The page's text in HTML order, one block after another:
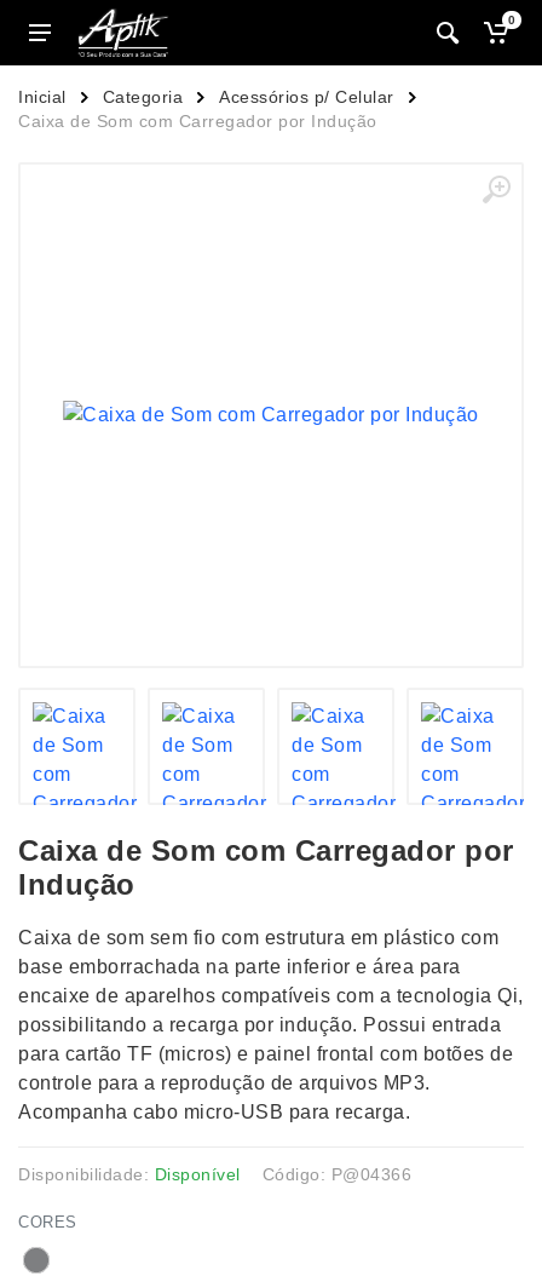
0
Inicial Categoria
Acessórios p/ Celular
Caixa de Som com Carregador por Indução
Caixa de Som com Carregador por
Indução
Caixa de som sem fio com estrutura em plástico com
base emborrachada na parte inferior e área para
encaixe de aparelhos compatíveis com a tecnologia Qi,
possibilitando a recarga por indução. Possui entrada
para cartão TF (micros) e painel frontal com botões de
controle para a reprodução de arquivos MP3.
Acompanha cabo micro-USB para recarga.
Disponibilidade: Disponível Código: P@04366
CORES